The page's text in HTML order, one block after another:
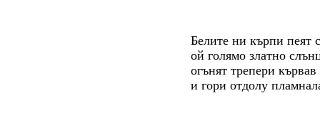
Белите ни кърпи пеят
ой голямо златно
огънят трепери
и гори отдолу